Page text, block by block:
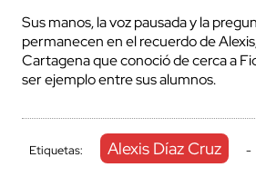
Sus manos, la voz pausada y la
permanecen en el recuerdo de
Cartagena que conoció de cerca a
ser ejemplo entre sus alumnos.
Etiquetas: Alexis Díaz Cruz -